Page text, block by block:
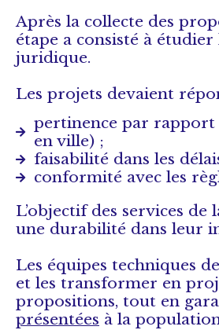
Après la collecte des
étape a consisté à
juridique.
Les projets devaient
pertinence par rapport
en ville) ;
faisabilité dans les
conformité avec les
L’objectif des services
une durabilité dans leur
Les équipes techniques
et les transformer en
propositions, tout en
présentées à la